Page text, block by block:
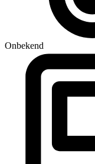
Onbekend